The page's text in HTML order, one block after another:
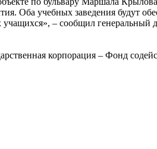
Оба учебных заведения будут
– сообщил генеральный
корпорация – Фонд